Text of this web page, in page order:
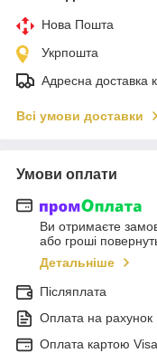
Нова Пошта
Укрпошта
Адресна доставка
Всі умови доставки
Умови оплати
Ви отримаєте
або гроші
Детальніше
Післяплата
Оплата на рахунок
Оплата картою